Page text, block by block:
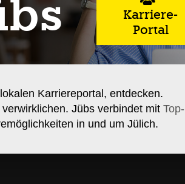
Karriere-
Portal
Karriereportal, entdecken.
Jübs verbindet mitTop-
in und um Jülich.